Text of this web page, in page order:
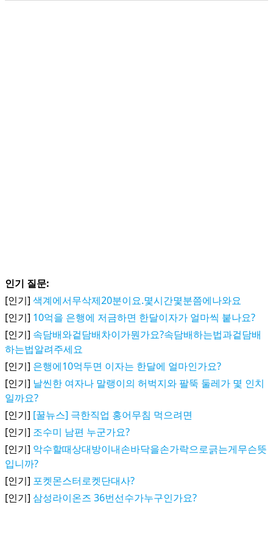
인기 질문:
[인기] 색계에서무삭제20분이요.몇시간몇분쯤에나와요
[인기] 10억을 은행에 저금하면 한달이자가 얼마씩 붙나요?
[인기] 속담배와겉담배차이가뭔가요?속담배하는법과겉담배
하는법알려주세요
[인기] 은행에10억두면 이자는 한달에 얼마인가요?
[인기] 날씬한 여자나 말랭이의 허벅지와 팔뚝 둘레가 몇 인치
일까요?
[인기] [꿀뉴스] 극한직업 홍어무침 먹으려면
[인기] 조수미 남편 누군가요?
[인기] 악수할때상대방이내손바닥을손가락으로긁는게무슨뜻
입니까?
[인기] 포켓몬스터로켓단대사?
[인기] 삼성라이온즈 36번선수가누구인가요?